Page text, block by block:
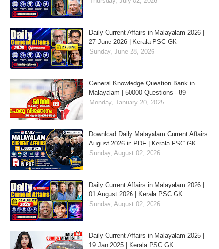
Daily Current Affairs in Malayalam 2026 |
27 June 2026 | Kerala PSC GK
Sunday, June 28, 2026
General Knowledge Question Bank in
Malayalam | 50000 Questions - 89
Monday, January 20, 2025
Download Daily Malayalam Current Affairs
August 2026 in PDF | Kerala PSC GK
Sunday, August 02, 2026
Daily Current Affairs in Malayalam 2026 |
01 August 2026 | Kerala PSC GK
Sunday, August 02, 2026
Daily Current Affairs in Malayalam 2025 |
19 Jan 2025 | Kerala PSC GK